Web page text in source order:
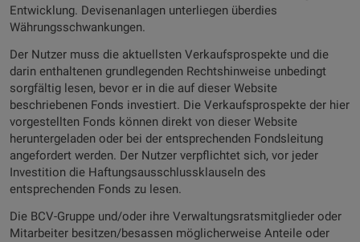
Entwicklung. Devisenanlagen unterliegen überdies
Währungsschwankungen.
Der Nutzer muss die aktuellsten Verkaufsprospekte und die
darin enthaltenen grundlegenden Rechtshinweise unbedingt
sorgfältig lesen, bevor er in die auf dieser Website
beschriebenen Fonds investiert. Die Verkaufsprospekte der hier
vorgestellten Fonds können direkt von dieser Website
heruntergeladen oder bei der entsprechenden Fondsleitung
angefordert werden. Der Nutzer verpflichtet sich, vor jeder
Investition die Haftungsausschlussklauseln des
entsprechenden Fonds zu lesen.
Die BCV-Gruppe und/oder ihre Verwaltungsratsmitglieder oder
Mitarbeiter besitzen/besassen möglicherweise Anteile oder